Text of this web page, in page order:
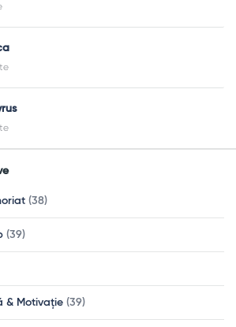
(38)
(39)
& Motivație (39)